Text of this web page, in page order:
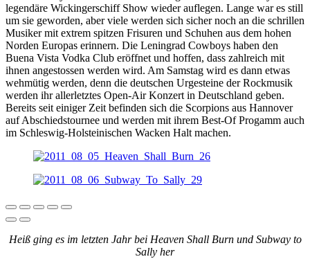
legendäre Wickingerschiff Show wieder auflegen. Lange war es still
um sie geworden, aber viele werden sich sicher noch an die schrillen
Musiker mit extrem spitzen Frisuren und Schuhen aus dem hohen
Norden Europas erinnern. Die Leningrad Cowboys haben den
Buena Vista Vodka Club eröffnet und hoffen, dass zahlreich mit
ihnen angestossen werden wird. Am Samstag wird es dann etwas
wehmütig werden, denn die deutschen Urgesteine der Rockmusik
werden ihr allerletztes Open-Air Konzert in Deutschland geben.
Bereits seit einiger Zeit befinden sich die Scorpions aus Hannover
auf Abschiedstournee und werden mit ihrem Best-Of Progamm auch
im Schleswig-Holsteinischen Wacken Halt machen.
Heiß ging es im letzten Jahr bei Heaven Shall Burn und Subway to
Sally her